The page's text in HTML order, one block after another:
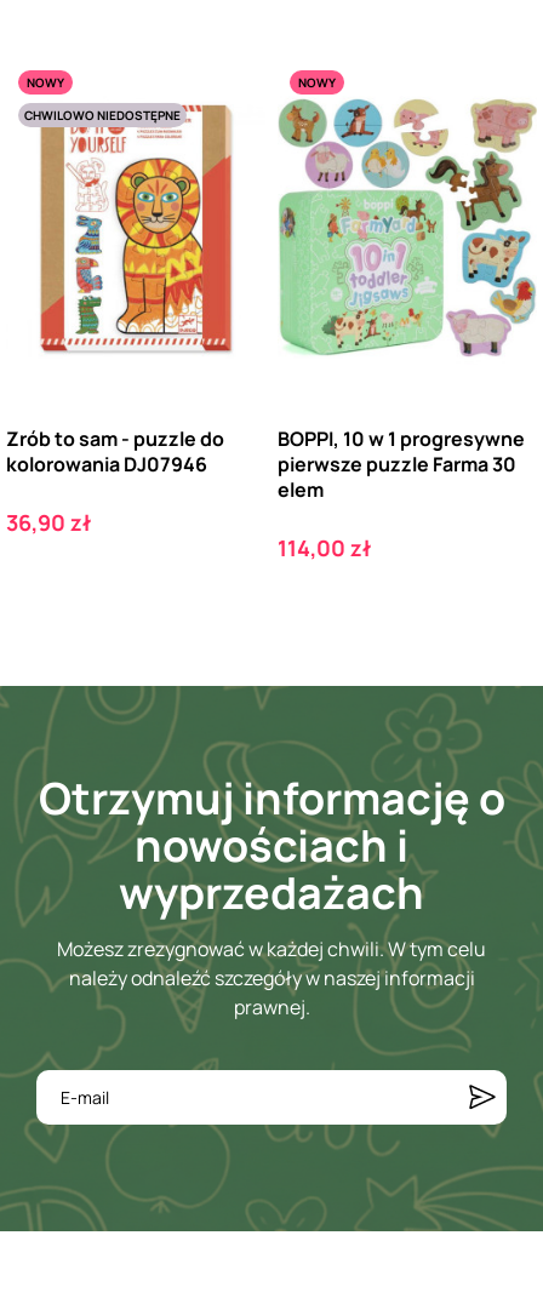
NOWY
CHWILOWO NIEDOSTĘPNE
Zrób to sam - puzzle do
kolorowania DJ07946
Cena
36,90 zł
NOWY
BOPPI, 10 w 1 progresywne
pierwsze puzzle Farma 30
elem
Cena
114,00 zł
Otrzymuj informację o
nowościach i
wyprzedażach
Możesz zrezygnować w każdej chwili. W tym celu
należy odnaleźć szczegóły w naszej informacji
prawnej.